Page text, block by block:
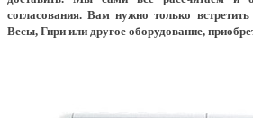
согласования. Вам нужно только
Весы, Гири или другое оборудование,